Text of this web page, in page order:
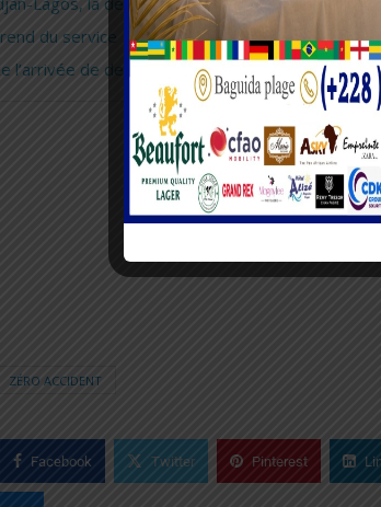
du service
l’arrivée de deux Boeing pour booster le trafic
ZÉRO ACCIDENT
Facebook Twitter Pinterest